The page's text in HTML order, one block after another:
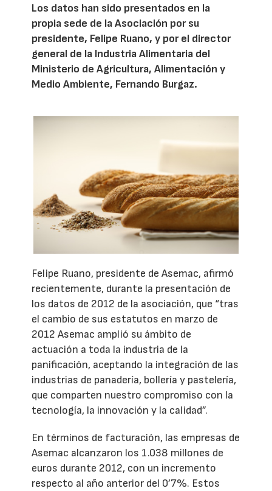
Los datos han sido presentados en la
propia sede de la Asociación por su
presidente, Felipe Ruano, y por el director
general de la Industria Alimentaria del
Ministerio de Agricultura, Alimentación y
Medio Ambiente, Fernando Burgaz.
Felipe Ruano, presidente de Asemac, afirmó
recientemente, durante la presentación de
los datos de 2012 de la asociación, que “tras
el cambio de sus estatutos en marzo de
2012 Asemac amplió su ámbito de
actuación a toda la industria de la
panificación, aceptando la integración de las
industrias de panadería, bollería y pastelería,
que comparten nuestro compromiso con la
tecnología, la innovación y la calidad”.
En términos de facturación, las empresas de
Asemac alcanzaron los 1.038 millones de
euros durante 2012, con un incremento
respecto al año anterior del 0’7%. Estos